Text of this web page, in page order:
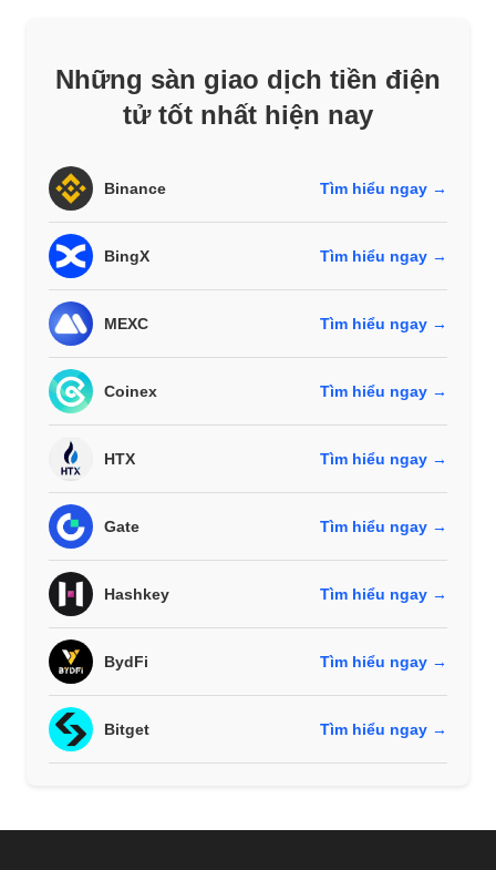
Những sàn giao dịch tiền điện
tử tốt nhất hiện nay
Binance Tìm hiểu ngay →
BingX Tìm hiểu ngay →
MEXC Tìm hiểu ngay →
Coinex Tìm hiểu ngay →
HTX Tìm hiểu ngay →
Gate Tìm hiểu ngay →
Hashkey Tìm hiểu ngay →
BydFi Tìm hiểu ngay →
Bitget Tìm hiểu ngay →